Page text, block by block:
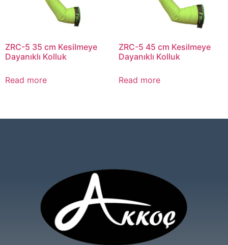
ZRC-5 35 cm Kesilmeye
Dayanıklı Kolluk
Read more
ZRC-5 45 cm Kesilmeye
Dayanıklı Kolluk
Read more